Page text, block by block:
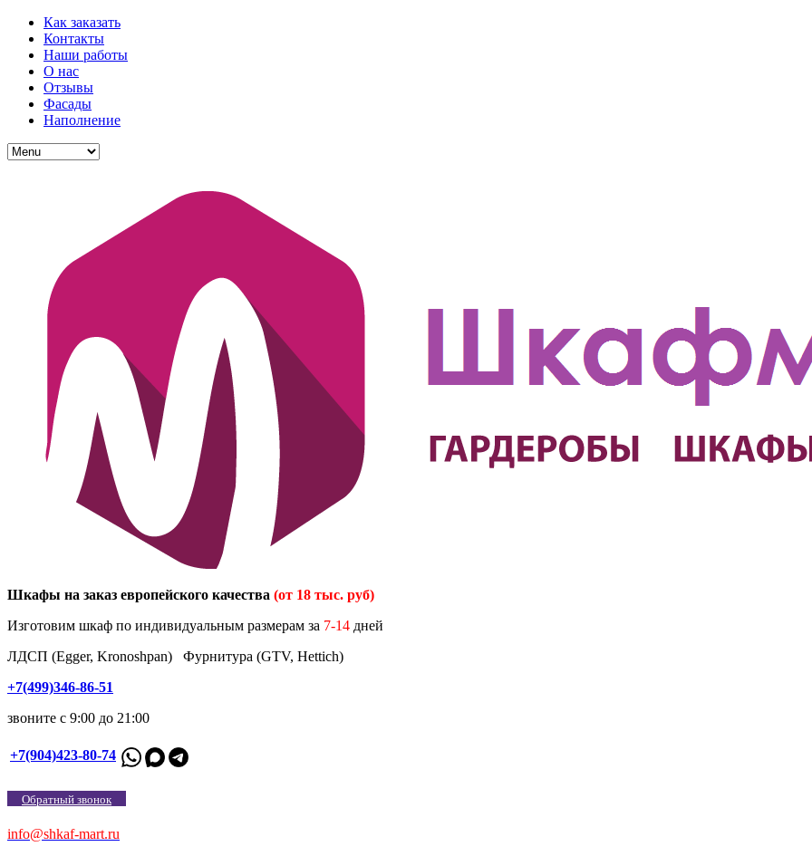
Как заказать
Контакты
Наши работы
О нас
Отзывы
Фасады
Наполнение
Шкафы на заказ европейского качества (от 18 тыс. руб)
Изготовим шкаф по индивидуальным размерам за 7-14 дней
ЛДСП (Egger, Kronoshpan) Фурнитура (GTV, Hettich)
+7(499)346-86-51
звоните с 9:00 до 21:00
+7(904)423-80-74
Обратный звонок
info@shkaf-mart.ru